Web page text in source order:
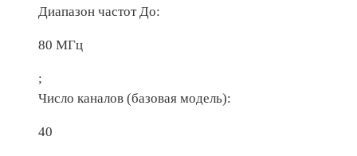
Диапазон частот До:
80 МГц
;
Число каналов (базовая модель):
40